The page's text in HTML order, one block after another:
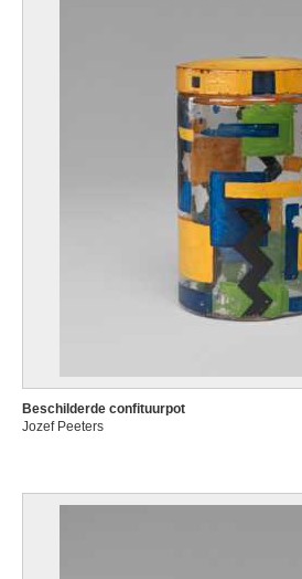
Beschilderde confituurpot
Jozef Peeters